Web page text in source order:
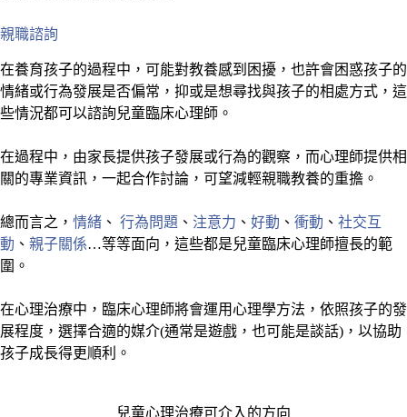
親職諮詢
在養育孩子的過程中，可能對教養感到困擾，也許會困惑孩子的
情緒或行為發展是否偏常，抑或是想尋找與孩子的相處方式，這
些情況都可以諮詢兒童臨床心理師。
在過程中，由家長提供孩子發展或行為的觀察，而心理師提供相
關的專業資訊，一起合作討論，可望減輕親職教養的重擔。
總而言之， 情緒 、 行為問題 、 注意力 、 好動 、 衝動 、 社交互
動 、 親子關係…等等面向，這些都是兒童臨床心理師擅長的範
圍。
在心理治療中，臨床心理師將會運用心理學方法，依照孩子的發
展程度，選擇合適的媒介(通常是遊戲，也可能是談話)，以協助
孩子成長得更順利。
兒童心理治療可介入的方向